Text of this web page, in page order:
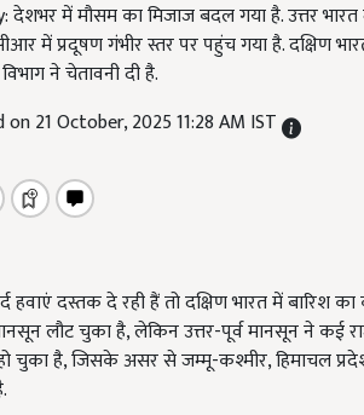
में मौसम का मिजाज बदल गया है. उत्तर भारत
में प्रदूषण गंभीर स्तर पर पहुंच गया है. दक्षिण
ने चेतावनी दी है.
on 21 October, 2025 11:28 AM IST
हवाएं दस्तक दे रही हैं तो दक्षिण भारत में बारिश
लौट चुका है, लेकिन उत्तर-पूर्व मानसून ने कई
हो चुका है, जिसके असर से जम्मू-कश्मीर, हिमाचल